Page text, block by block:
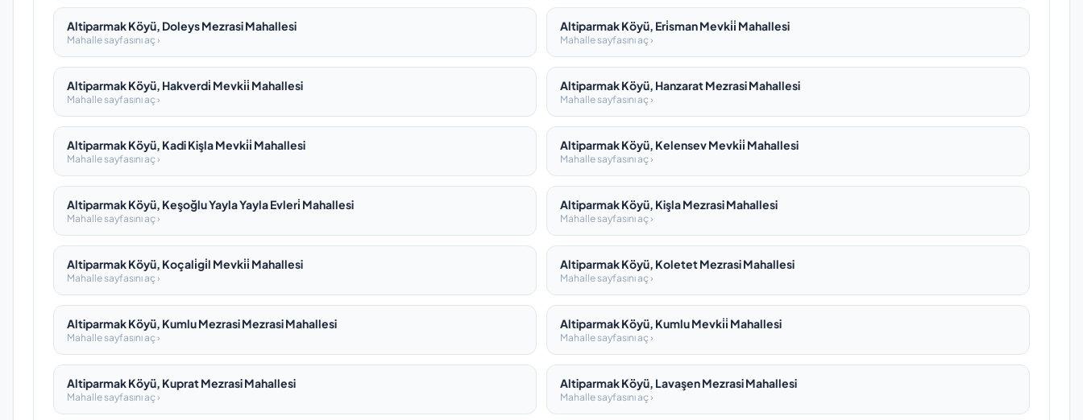
Altiparmak Köyü, Doleys Mezrasi Mahallesi
Mahalle sayfasını aç ›
Altiparmak Köyü, Eri̇sman Mevki̇i̇ Mahallesi
Mahalle sayfasını aç ›
Altiparmak Köyü, Hakverdi̇ Mevki̇i̇ Mahallesi
Mahalle sayfasını aç ›
Altiparmak Köyü, Hanzarat Mezrasi Mahallesi
Mahalle sayfasını aç ›
Altiparmak Köyü, Kadi Kişla Mevki̇i̇ Mahallesi
Mahalle sayfasını aç ›
Altiparmak Köyü, Kelensev Mevki̇i̇ Mahallesi
Mahalle sayfasını aç ›
Altiparmak Köyü, Keşoğlu Yayla Yayla Evleri̇ Mahallesi
Mahalle sayfasını aç ›
Altiparmak Köyü, Kişla Mezrasi Mahallesi
Mahalle sayfasını aç ›
Altiparmak Köyü, Koçali̇gi̇l Mevki̇i̇ Mahallesi
Mahalle sayfasını aç ›
Altiparmak Köyü, Koletet Mezrasi Mahallesi
Mahalle sayfasını aç ›
Altiparmak Köyü, Kumlu Mezrasi Mezrasi Mahallesi
Mahalle sayfasını aç ›
Altiparmak Köyü, Kumlu Mevki̇i̇ Mahallesi
Mahalle sayfasını aç ›
Altiparmak Köyü, Kuprat Mezrasi Mahallesi
Mahalle sayfasını aç ›
Altiparmak Köyü, Lavaşen Mezrasi Mahallesi
Mahalle sayfasını aç ›